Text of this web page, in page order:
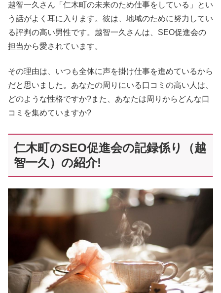
越智一久さん「仁木町の未来のため仕事をしている」とい
う話がよく耳に入ります。彼は、地域のために努力してい
る評判の高い男性です。越智一久さんは、SEO促進会の
担当から愛されています。
その理由は、いつも全体に声を掛け仕事を進めているから
だと思いました。あなたの周りにいる口コミの高い人は、
どのような性格ですか?また、あなたは周りからどんな口
コミを集めていますか?
仁木町のSEO促進会の記録係り（越
智一久）の紹介!